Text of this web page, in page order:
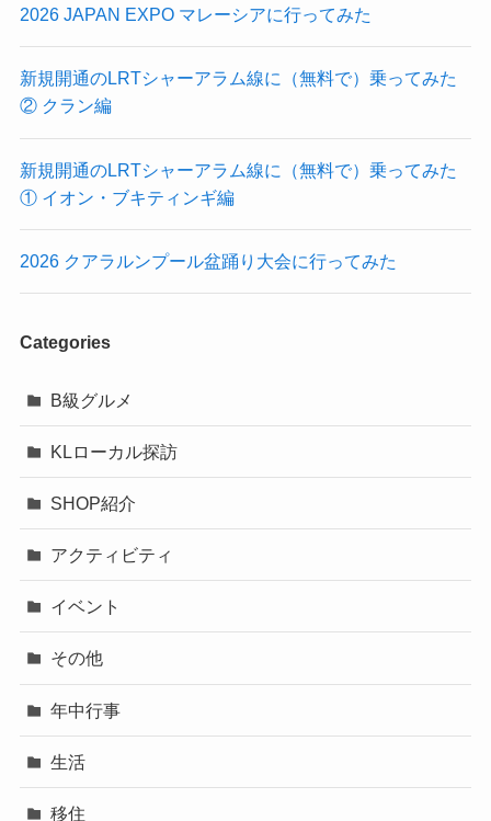
2026 JAPAN EXPO マレーシアに行ってみた
新規開通のLRTシャーアラム線に（無料で）乗ってみた
② クラン編
新規開通のLRTシャーアラム線に（無料で）乗ってみた
① イオン・ブキティンギ編
2026 クアラルンプール盆踊り大会に行ってみた
Categories
B級グルメ
KLローカル探訪
SHOP紹介
アクティビティ
イベント
その他
年中行事
生活
移住